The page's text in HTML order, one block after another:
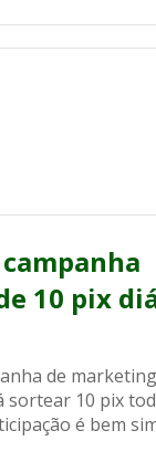
10 pix
de
sortear 10 pix
é bem